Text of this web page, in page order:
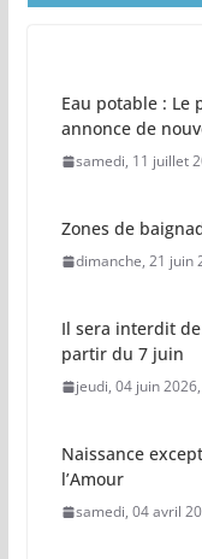
Eau potable : Le
annonce de
samedi, 11 juillet
Zones de
dimanche, 21 juin
Il sera interdit
partir du 7 juin
jeudi, 04 juin
Naissance
l’Amour
samedi, 04 avril